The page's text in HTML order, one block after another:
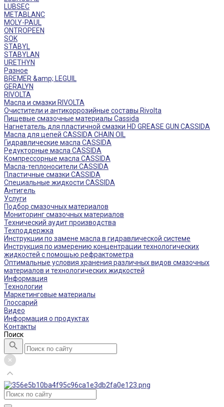
LUBSEC
METABLANC
MOLY-PAUL
ONTROPEEN
SOK
STABYL
STABYLAN
URETHYN
Разное
BREMER &amp; LEGUIL
GERALYN
RIVOLTA
Масла и смазки RIVOLTA
Очистители и антикоррозийные составы Rivolta
Пищевые смазочные материалы Cassida
Нагнетатель для пластичной смазки HD GREASE GUN CASSIDA
Масла для цепей CASSIDA CHAIN OIL
Гидравлические масла CASSIDA
Редукторные масла CASSIDA
Компрессорные масла CASSIDA
Масла-теплоносители CASSIDA
Пластичные смазки CASSIDA
Специальные жидкости CASSIDA
Антигель
Услуги
Подбор смазочных материалов
Мониторинг смазочных материалов
Технический аудит производства
Техподдержка
Инструкции по замене масла в гидравлической системе
Инструкция по измерению концентрации технологических
жидкостей с помощью рефрактометра
Оптимальные условия хранения различных видов смазочных
материалов и технологических жидкостей
Информация
Технологии
Маркетинговые материалы
Глоссарий
Видео
Информация о продуктах
Контакты
Поиск